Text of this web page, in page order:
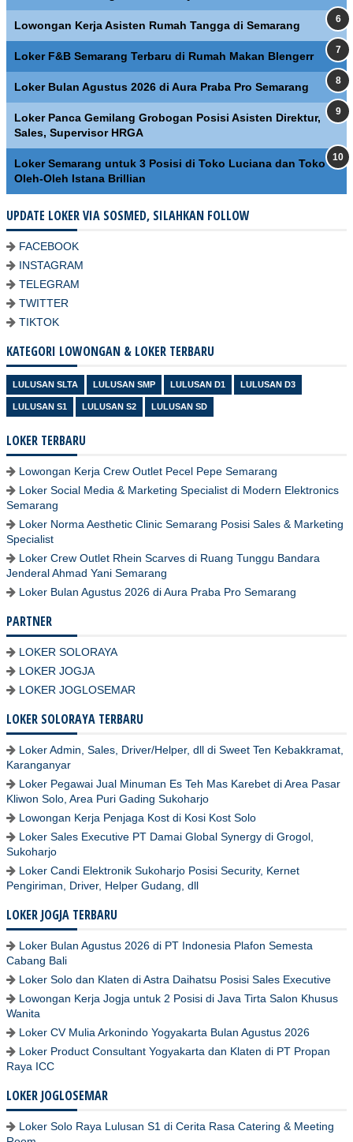
Lowongan Kerja Asisten Rumah Tangga di Semarang
Loker F&B Semarang Terbaru di Rumah Makan Blengerr
Loker Bulan Agustus 2026 di Aura Praba Pro Semarang
Loker Panca Gemilang Grobogan Posisi Asisten Direktur,
Sales, Supervisor HRGA
Loker Semarang untuk 3 Posisi di Toko Luciana dan Toko
Oleh-Oleh Istana Brillian
UPDATE LOKER VIA SOSMED, SILAHKAN FOLLOW
FACEBOOK
INSTAGRAM
TELEGRAM
TWITTER
TIKTOK
KATEGORI LOWONGAN & LOKER TERBARU
LULUSAN SLTA LULUSAN SMP LULUSAN D1 LULUSAN D3
LULUSAN S1 LULUSAN S2 LULUSAN SD
LOKER TERBARU
Lowongan Kerja Crew Outlet Pecel Pepe Semarang
Loker Social Media & Marketing Specialist di Modern Elektronics
Semarang
Loker Norma Aesthetic Clinic Semarang Posisi Sales & Marketing
Specialist
Loker Crew Outlet Rhein Scarves di Ruang Tunggu Bandara
Jenderal Ahmad Yani Semarang
Loker Bulan Agustus 2026 di Aura Praba Pro Semarang
PARTNER
LOKER SOLORAYA
LOKER JOGJA
LOKER JOGLOSEMAR
LOKER SOLORAYA TERBARU
Loker Admin, Sales, Driver/Helper, dll di Sweet Ten Kebakkramat,
Karanganyar
Loker Pegawai Jual Minuman Es Teh Mas Karebet di Area Pasar
Kliwon Solo, Area Puri Gading Sukoharjo
Lowongan Kerja Penjaga Kost di Kosi Kost Solo
Loker Sales Executive PT Damai Global Synergy di Grogol,
Sukoharjo
Loker Candi Elektronik Sukoharjo Posisi Security, Kernet
Pengiriman, Driver, Helper Gudang, dll
LOKER JOGJA TERBARU
Loker Bulan Agustus 2026 di PT Indonesia Plafon Semesta
Cabang Bali
Loker Solo dan Klaten di Astra Daihatsu Posisi Sales Executive
Lowongan Kerja Jogja untuk 2 Posisi di Java Tirta Salon Khusus
Wanita
Loker CV Mulia Arkonindo Yogyakarta Bulan Agustus 2026
Loker Product Consultant Yogyakarta dan Klaten di PT Propan
Raya ICC
LOKER JOGLOSEMAR
Loker Solo Raya Lulusan S1 di Cerita Rasa Catering & Meeting